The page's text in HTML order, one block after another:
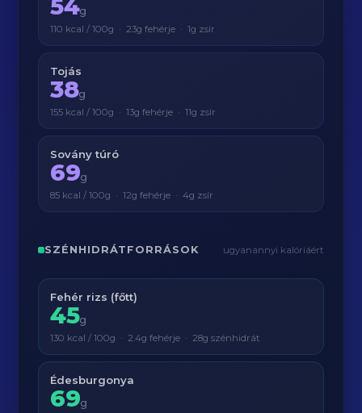
54g
110 kcal / 100g · 23g fehérje · 1g zsír
Tojás
38g
155 kcal / 100g · 13g fehérje · 11g zsír
Sovány túró
69g
85 kcal / 100g · 12g fehérje · 4g zsír
SZÉNHIDRÁTFORRÁSOK ugyanannyi kalóriáért
Fehér rizs (főtt)
45g
130 kcal / 100g · 2.4g fehérje · 28g szénhidrát
Édesburgonya
69g